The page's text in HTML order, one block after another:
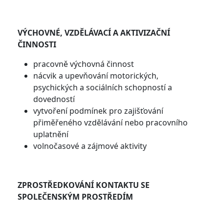
VÝCHOVNÉ, VZDĚLÁVACÍ A AKTIVIZAČNÍ
ČINNOSTI
pracovně výchovná činnost
nácvik a upevňování motorických,
psychických a sociálních schopností a
dovedností
vytvoření podmínek pro zajišťování
přiměřeného vzdělávání nebo pracovního
uplatnění
volnočasové a zájmové aktivity
ZPROSTŘEDKOVÁNÍ KONTAKTU SE
SPOLEČENSKÝM PROSTŘEDÍM